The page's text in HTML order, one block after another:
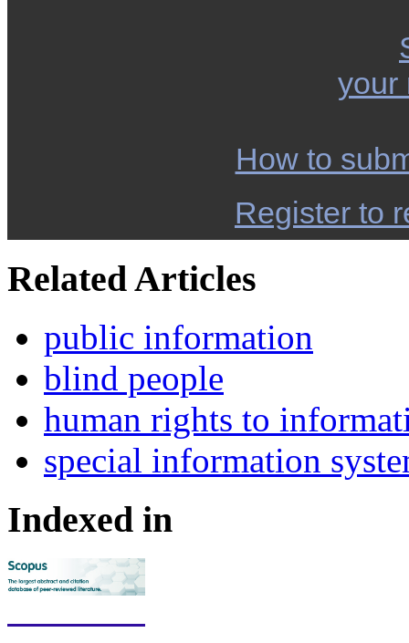
your
How to
Register to
Related Articles
public information
blind people
human rights to
special information
Indexed in